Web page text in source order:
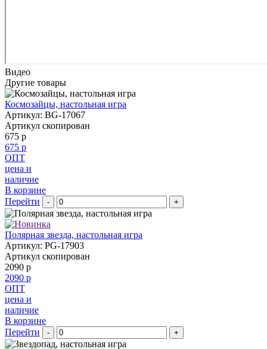
Видео
Другие товары
Космозайцы, настольная игра
Артикул: BG-17067
Артикул скопирован
675 р
675 р
ОПТ
цена и
наличие
В корзине
Перейти
- +
Полярная звезда, настольная игра
Артикул: PG-17903
Артикул скопирован
2090 р
2090 р
ОПТ
цена и
наличие
В корзине
Перейти
- +